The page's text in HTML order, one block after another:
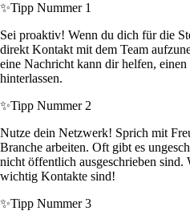
✨Tipp Nummer 1
Sei proaktiv! Wenn du dich für die
direkt Kontakt mit dem Team
eine Nachricht kann dir helfen,
hinterlassen.
✨Tipp Nummer 2
Nutze dein Netzwerk! Sprich mit
Branche arbeiten. Oft gibt es
nicht öffentlich ausgeschrieben
wichtig Kontakte sind!
✨Tipp Nummer 3